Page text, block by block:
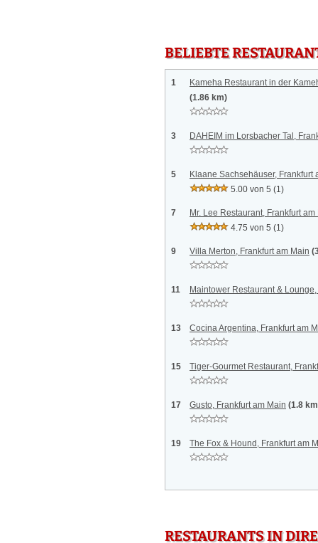
BELIEBTE
1
Kameha Restaurant in der
(1.86 km)
3 DAHEIM im Lorsbacher Tal,
5
Klaane Sachsehäuser, Frankfurt
5.00 von 5 (1)
7
Mr. Lee Restaurant, Frankfurt am
4.75 von 5 (1)
9 Villa Merton, Frankfurt am Main
11 Maintower Restaurant &
13 Cocina Argentina, Frankfurt am
15 Tiger-Gourmet Restaurant,
17 Gusto, Frankfurt am Main (1.8
19 The Fox & Hound, Frankfurt am
RESTAURANTS IN